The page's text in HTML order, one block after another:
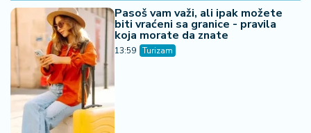
Pasoš vam važi, ali ipak možete
biti vraćeni sa granice - pravila
koja morate da znate
13:59 Turizam